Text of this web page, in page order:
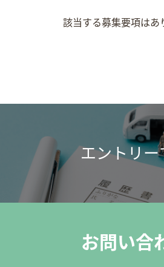
該当する募集要項はあ
エントリー
お問い合